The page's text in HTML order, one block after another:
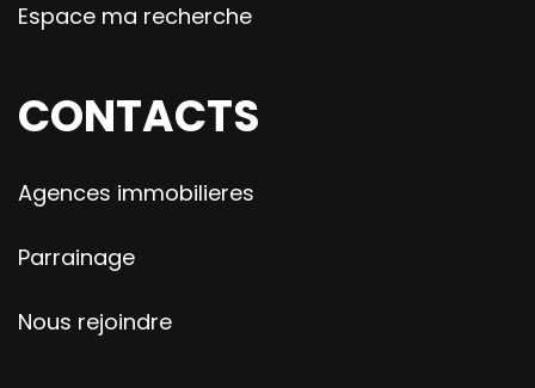
Espace ma recherche
CONTACTS
Agences immobilieres
Parrainage
Nous rejoindre